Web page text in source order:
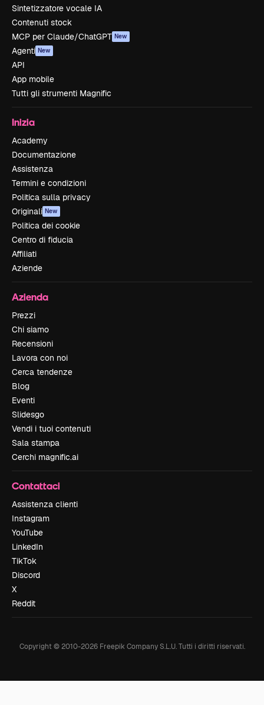
Sintetizzatore vocale IA
Contenuti stock
MCP per Claude/ChatGPT New
Agenti New
API
App mobile
Tutti gli strumenti Magnific
Inizia
Academy
Documentazione
Assistenza
Termini e condizioni
Politica sulla privacy
Originali New
Politica dei cookie
Centro di fiducia
Affiliati
Aziende
Azienda
Prezzi
Chi siamo
Recensioni
Lavora con noi
Cerca tendenze
Blog
Eventi
Slidesgo
Vendi i tuoi contenuti
Sala stampa
Cerchi magnific.ai
Contattaci
Assistenza clienti
Instagram
YouTube
LinkedIn
TikTok
Discord
X
Reddit
Copyright © 2010-2026Freepik Company S.L.U. Tutti i diritti riservati.